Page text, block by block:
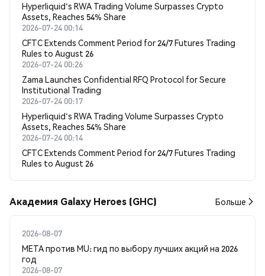
Hyperliquid's RWA Trading Volume Surpasses Crypto
Assets, Reaches 54% Share
2026-07-24 00:14
CFTC Extends Comment Period for 24/7 Futures Trading
Rules to August 26
2026-07-24 00:26
Zama Launches Confidential RFQ Protocol for Secure
Institutional Trading
2026-07-24 00:17
Hyperliquid's RWA Trading Volume Surpasses Crypto
Assets, Reaches 54% Share
2026-07-24 00:14
CFTC Extends Comment Period for 24/7 Futures Trading
Rules to August 26
Академия Galaxy Heroes (GHC) Больше
2026-08-07
META против MU: гид по выбору лучших акций на 2026
год
2026-08-07